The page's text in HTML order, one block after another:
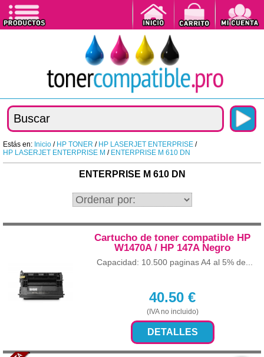
Estás en: Inicio / HP TONER / HP LASERJET ENTERPRISE /
HP LASERJET ENTERPRISE M / ENTERPRISE M 610 DN
ENTERPRISE M 610 DN
Cartucho de toner compatible HP
W1470A / HP 147A Negro
Capacidad: 10.500 paginas A4 al 5% de...
40.50 €
(IVA no incluido)
DETALLES